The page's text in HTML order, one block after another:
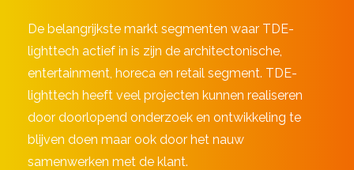
De belangrijkste markt segmenten waar TDE-
lighttech actief in is zijn de architectonische,
entertainment, horeca en retail segment. TDE-
lighttech heeft veel projecten kunnen realiseren
door doorlopend onderzoek en ontwikkeling te
blijven doen maar ook door het nauw
samenwerken met de klant.